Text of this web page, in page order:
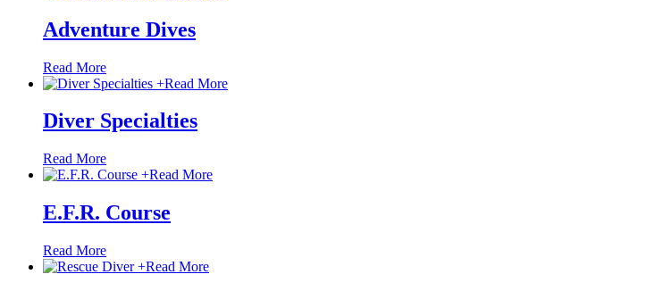
Adventure Dives
Read More
+Read More
Diver Specialties
Read More
+Read More
E.F.R. Course
Read More
+Read More